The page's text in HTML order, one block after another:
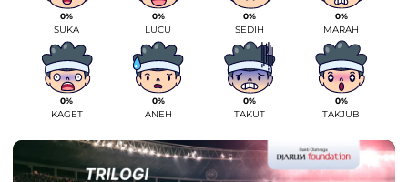
0%
SUKA
0%
LUCU
0%
SEDIH
0%
MARAH
0%
KAGET
0%
ANEH
0%
TAKUT
0%
TAKJUB